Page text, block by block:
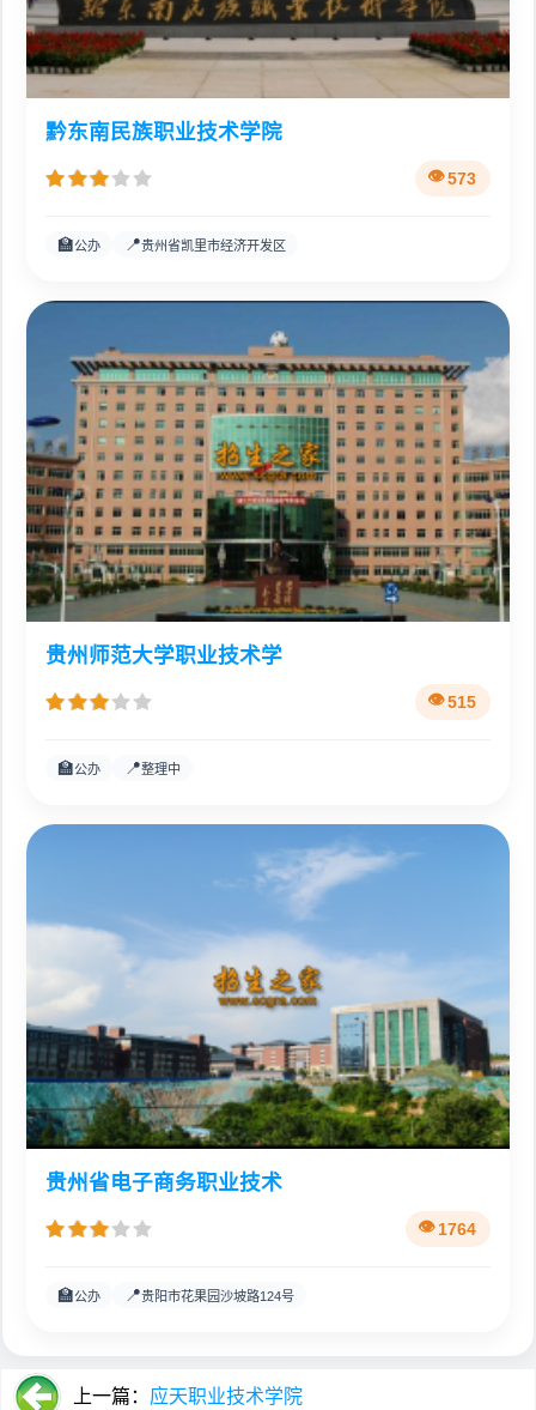
黔东南民族职业技术学院
573
🏫公办 📍贵州省凯里市经济开发区
贵州师范大学职业技术学
515
🏫公办 📍整理中
贵州省电子商务职业技术
1764
🏫公办 📍贵阳市花果园沙坡路124号
上一篇： 应天职业技术学院